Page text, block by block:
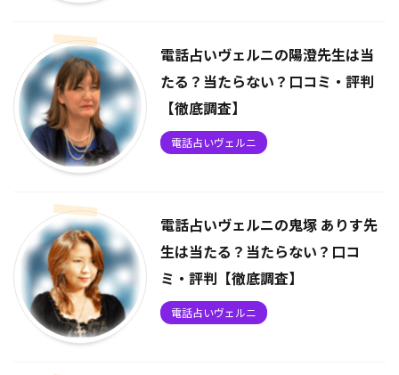
電話占いヴェルニの陽澄先生は当
たる？当たらない？口コミ・評判
【徹底調査】
電話占いヴェルニ
電話占いヴェルニの鬼塚 ありす先
生は当たる？当たらない？口コ
ミ・評判【徹底調査】
電話占いヴェルニ